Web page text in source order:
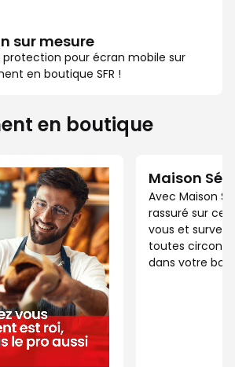
sur mesure
pour écran mobile sur
en boutique SFR !
en boutique
Maison
Avec Maison
rassuré sur ce
vous et
toutes
dans votre